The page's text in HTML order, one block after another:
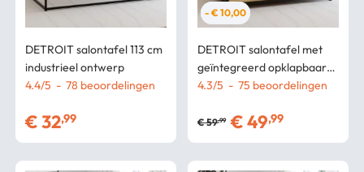
DETROIT salontafel 113 cm
industrieel ontwerp
4.4/5 - 78 beoordelingen
€32,99
- € 10,00
DETROIT salontafel met
geïntegreerd opklapbaar
blad en onderste plank met
4.3/5 - 75 beoordelingen
€59,99 €49,99